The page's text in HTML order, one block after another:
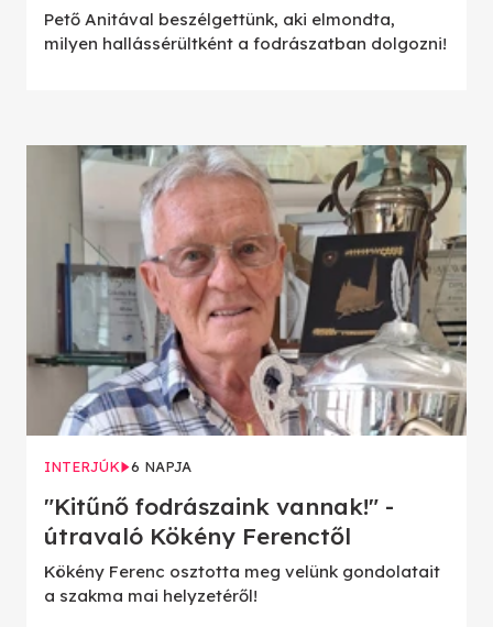
Pető Anitával beszélgettünk, aki elmondta,
milyen hallássérültként a fodrászatban dolgozni!
INTERJÚK 6 NAPJA
"Kitűnő fodrászaink vannak!" -
útravaló Kökény Ferenctől
Kökény Ferenc osztotta meg velünk gondolatait
a szakma mai helyzetéről!